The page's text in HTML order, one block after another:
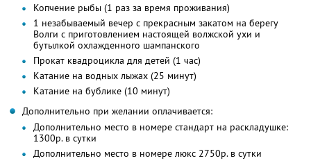
Копчение рыбы (1 раз за время проживания)
1 незабываемый вечер с прекрасным закатом на берегу
Волги с приготовлением настоящей волжской ухи и
бутылкой охлажденного шампанского
Прокат квадроцикла для детей (1 час)
Катание на водных лыжах (25 минут)
Катание на бублике (10 минут)
Дополнительно при желании оплачивается:
Дополнительно место в номере стандарт на раскладушке:
1300р. в сутки
Дополнительно место в номере люкс 2750р. в сутки